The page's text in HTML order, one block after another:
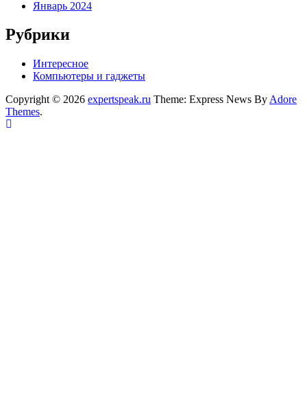
Январь 2024
Рубрики
Интересное
Компьютеры и гаджеты
Copyright © 2026 expertspeak.ru Theme: Express News By Adore
Themes.